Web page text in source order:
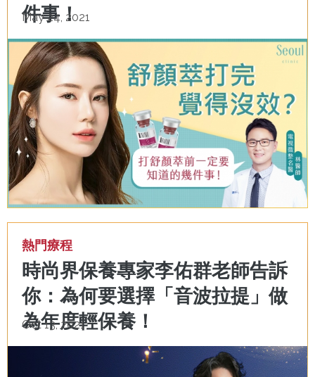
件事！
May 24, 2021
熱門療程
時尚界保養專家李佑群老師告訴
你：為何要選擇「音波拉提」做
為年度輕保養！
Oct 13, 2021